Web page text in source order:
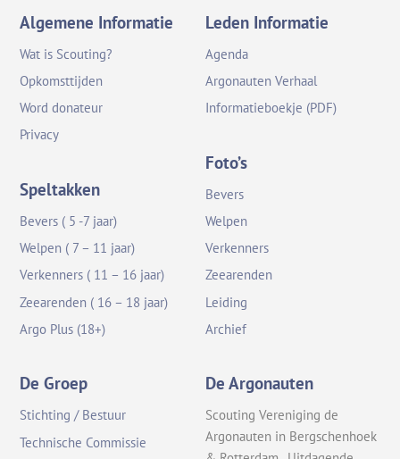
Algemene Informatie
Wat is Scouting?
Opkomsttijden
Word donateur
Privacy
Speltakken
Bevers ( 5 -7 jaar)
Welpen ( 7 – 11 jaar)
Verkenners ( 11 – 16 jaar)
Zeearenden ( 16 – 18 jaar)
Argo Plus (18+)
Leden Informatie
Agenda
Argonauten Verhaal
Informatieboekje (PDF)
Foto’s
Bevers
Welpen
Verkenners
Zeearenden
Leiding
Archief
De Groep
Stichting / Bestuur
Technische Commissie
De Argonauten
Scouting Vereniging de
Argonauten in Bergschenhoek